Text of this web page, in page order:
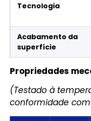
Tecnologia
Acabamento da
superfície
Propriedades
(Testado à
conformidade com